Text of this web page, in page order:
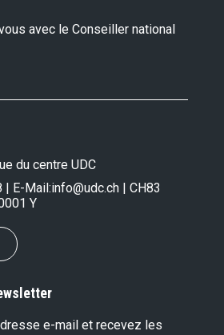
avec le Conseiller national
du centre UDC
| E-Mail:info@udc.ch | CH83
Y
e-mail et recevez les